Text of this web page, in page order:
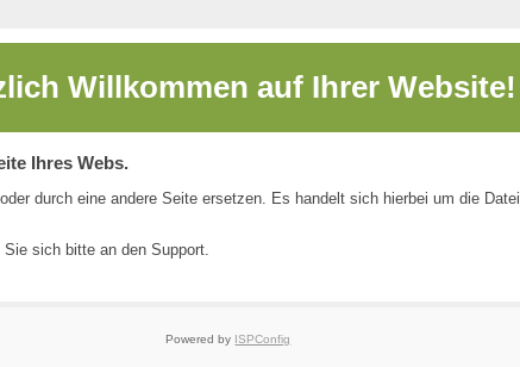
Willkommen auf Ihrer Website!
Ihres Webs.
durch eine andere Seite ersetzen. Es handelt sich hierbei um die Datei
Sie sich bitte an den Support.
Powered by ISPConfig